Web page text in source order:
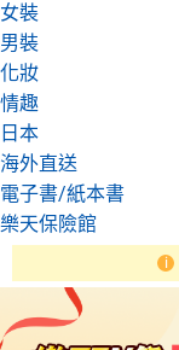
女裝
男裝
化妝
情趣
日本
海外直送
電子書/紙本書
樂天保險館